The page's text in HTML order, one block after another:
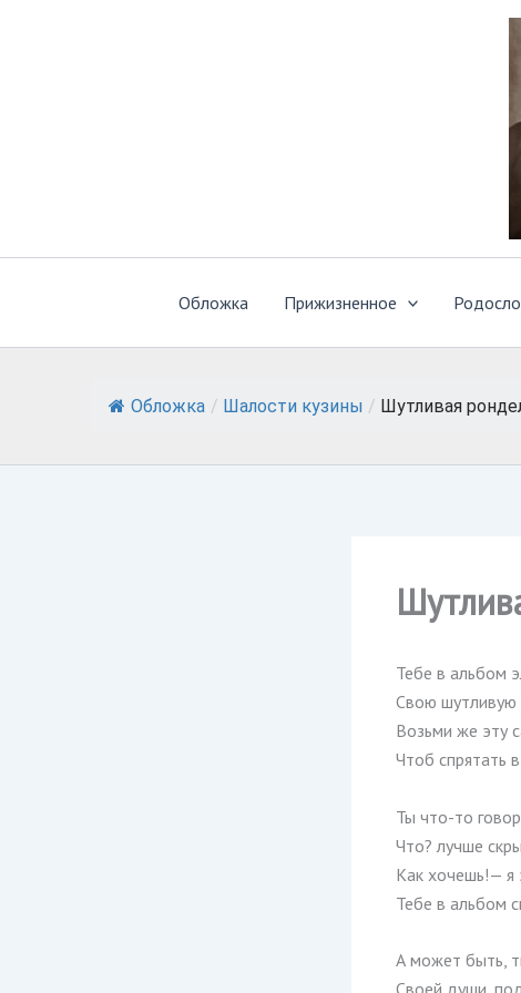
Обложка Прижизненное
Обложка / Шалости кузины / Шутливая
Тебе в альбом
Свою шутливую
Возьми же эту
Чтоб спрятать
Ты что-то
Что? лучше
Как хочешь!— я
Тебе в альбом
А может быть,